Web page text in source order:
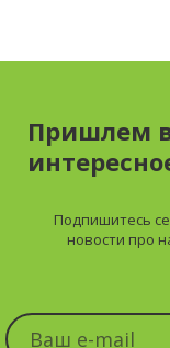
Пришлем
Подпишитесь
новости про